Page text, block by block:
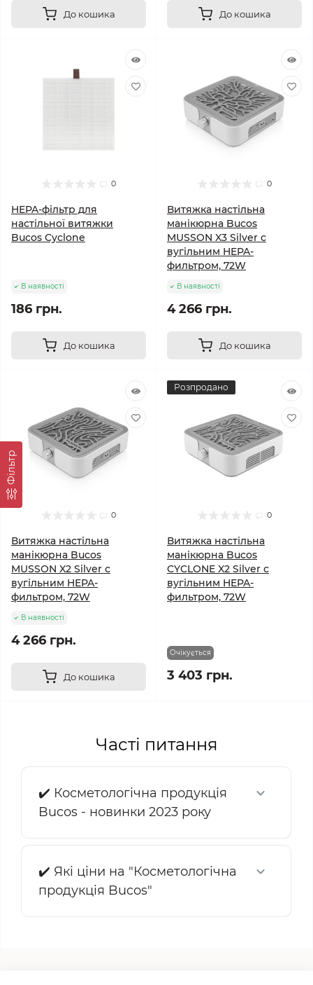
Фільтр
До кошика До кошика
0
HEPA-фільтр для
настільної витяжки
Bucos Cyclone
В наявності
186 грн.
До кошика
0
Витяжка настільна
манікюрна Bucos
MUSSON X3 Silver с
вугільним HEPA-
фильтром, 72W
В наявності
4 266 грн.
До кошика
0
Витяжка настільна
манікюрна Bucos
MUSSON X2 Silver с
вугільним HEPA-
фильтром, 72W
В наявності
4 266 грн.
До кошика
Розпродано
0
Витяжка настільна
манікюрна Bucos
CYCLONE X2 Silver с
вугільним HEPA-
фильтром, 72W
Очікується
3 403 грн.
Часті питання
✔️ Косметологічна продукція
Bucos - новинки 2023 року
✔️ Які ціни на "Косметологічна
продукція Bucos"